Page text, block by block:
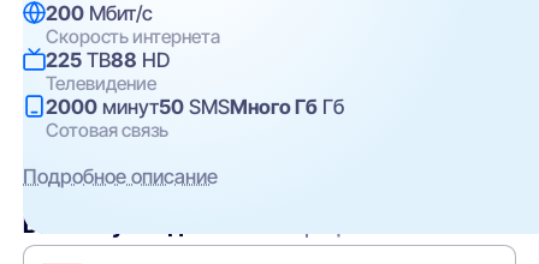
200 Мбит/с
Скорость интернета
225 ТВ88 HD
Телевидение
2000 минут50 SMSМного Гб Гб
Сотовая связь
Подробное описание
Вам могут подойти